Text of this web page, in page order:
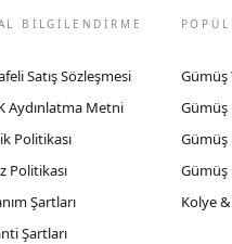
BİLGİLENDİRME
Satış Sözleşmesi
Aydınlatma Metni
Politikası
Politikası
Şartları
Şartları
Gümüş
Gümüş
Gümüş
Gümüş
Kolye